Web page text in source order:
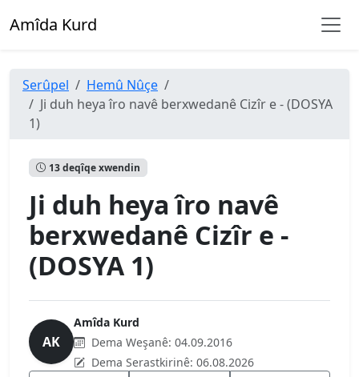
Amîda Kurd
Serûpel
Hemû Nûçe
Ji duh heya îro navê berxwedanê Cizîr e - (DOSYA
1)
13 deqîqe xwendin
Ji duh heya îro navê
berxwedanê Cizîr e -
(DOSYA 1)
AK
Amîda Kurd
Dema Weşanê: 04.09.2016
Dema Serastkirinê: 06.08.2026